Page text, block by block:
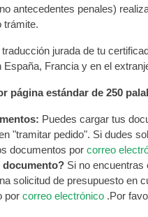
antecedentes penales)
trámite.
jurada de tu
Francia y en el
página estándar de 250
Puedes cargar tus
"tramitar pedido". Si dudes
documentos por correo
documento? Si no encuentras
solicitud de presupuesto en
por correo electrónico .Por